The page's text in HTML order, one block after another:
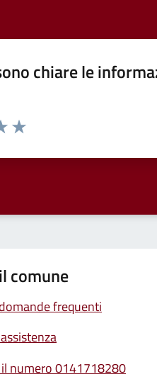
chiare le
la pagina
comune
frequenti
il numero 0141718280